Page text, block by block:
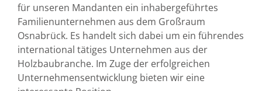
für unseren Mandanten ein inhabergeführtes
Familienunternehmen aus dem Großraum
Osnabrück. Es handelt sich dabei um ein führendes
international tätiges Unternehmen aus der
Holzbaubranche. Im Zuge der erfolgreichen
Unternehmensentwicklung bieten wir eine